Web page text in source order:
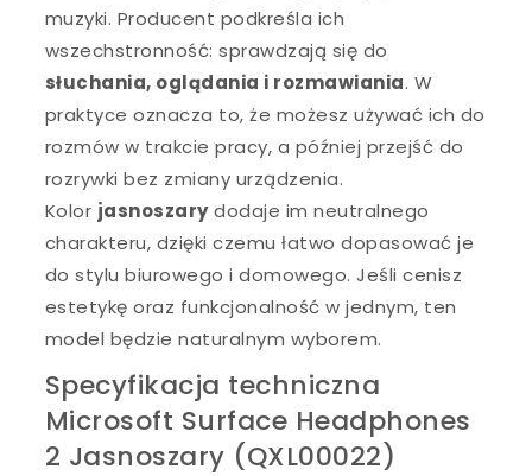
muzyki. Producent podkreśla ich
wszechstronność: sprawdzają się do
słuchania, oglądania i rozmawiania. W
praktyce oznacza to, że możesz używać ich do
rozmów w trakcie pracy, a później przejść do
rozrywki bez zmiany urządzenia.
Kolor jasnoszarydodaje im neutralnego
charakteru, dzięki czemu łatwo dopasować je
do stylu biurowego i domowego. Jeśli cenisz
estetykę oraz funkcjonalność w jednym, ten
model będzie naturalnym wyborem.
Specyfikacja techniczna
Microsoft Surface Headphones
2 Jasnoszary (QXL00022)